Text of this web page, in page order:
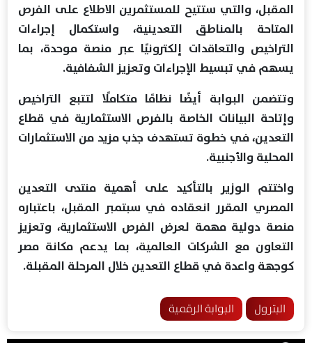
المقبل، والتي ستتيح للمستثمرين الاطلاع على الفرص
المتاحة بالمناطق التعدينية، واستكمال إجراءات
التراخيص والتعاقدات إلكترونيًا عبر منصة موحدة، بما
يسهم في تبسيط الإجراءات وتعزيز الشفافية.
وتتضمن البوابة أيضًا نظامًا متكاملًا لتتبع التراخيص
وإتاحة البيانات الخاصة بالفرص الاستثمارية في قطاع
التعدين، في خطوة تستهدف جذب مزيد من الاستثمارات
المحلية والأجنبية.
واختتم الوزير بالتأكيد على أهمية منتدى التعدين
المصري المقرر انعقاده في سبتمبر المقبل، باعتباره
منصة دولية مهمة لعرض الفرص الاستثمارية، وتعزيز
التعاون مع الشركات العالمية، بما يدعم مكانة مصر
كوجهة واعدة في قطاع التعدين خلال المرحلة المقبلة.
البترول البوابة الرقمية